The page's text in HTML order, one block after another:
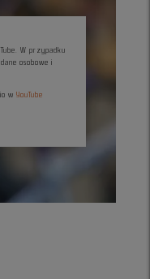
W przypadku
osobowe i
w YouTube